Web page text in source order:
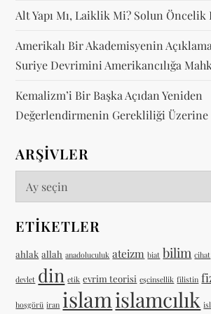
Alt Yapı Mı, Laiklik Mi? Solun Öncelik
Amerikalı Bir Akademisyenin
Suriye Devrimini Amerikancılığa
Kemalizm’i Bir Başka Açıdan Yeniden
Değerlendirmenin Gerekliliği Üzerine
ARŞIVLER
ETIKETLER
ahlak allah anadoluculuk ateizm biat bilim cihat
devlet din etik evrim teorisi eşcinsellik filistin
hoşgörü iran islamislamcılık